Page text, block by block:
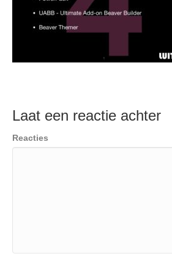
Laat een reactie achter
Reacties